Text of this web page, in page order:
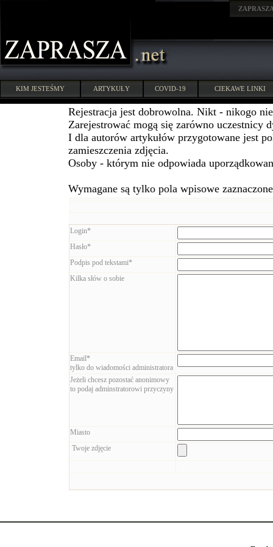
KIM JESTEŚMY ARTYKUŁY COVID-19 CIEKAWE LINKI
Rejestracja jest dobrowolna. Nikt - nikogo
Zarejestrować mogą się zarówno uczestnicy
I dla autorów artykułów przygotowane jest
zamieszczenia zdjęcia.
Osoby - którym nie odpowiada
Wymagane są tylko pola wpisowe
Login*
Hasło*
Podpis pod tekstami*
Kilka słów o sobie
Email*
tylko do wiadomości administratora
Jeżeli chcesz pozostać anonimowy
to podaj adminstratorowi przyczyny
Miasto
Twoje zdjęcie